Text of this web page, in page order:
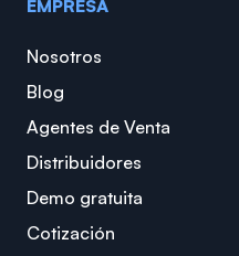
EMPRESA
Nosotros
Blog
Agentes de Venta
Distribuidores
Demo gratuita
Cotización